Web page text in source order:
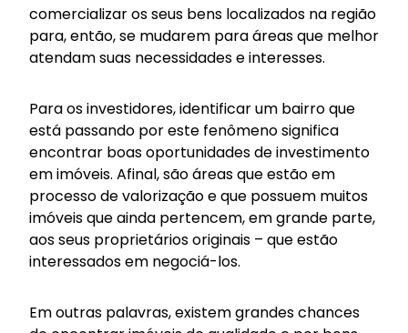
comercializar os seus bens localizados na região
para, então, se mudarem para áreas que melhor
atendam suas necessidades e interesses.
Para os investidores, identificar um bairro que
está passando por este fenômeno significa
encontrar boas oportunidades de investimento
em imóveis. Afinal, são áreas que estão em
processo de valorização e que possuem muitos
imóveis que ainda pertencem, em grande parte,
aos seus proprietários originais – que estão
interessados em negociá-los.
Em outras palavras, existem grandes chances